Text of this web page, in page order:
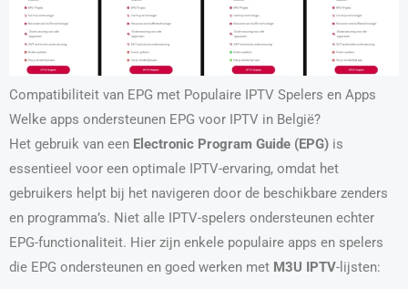
Compatibiliteit van EPG met Populaire IPTV Spelers en Apps
Welke apps ondersteunen EPG voor IPTV in België?
Het gebruik van een Electronic Program Guide (EPG) is
essentieel voor een optimale IPTV-ervaring, omdat het
gebruikers helpt bij het navigeren door de beschikbare zenders
en programma’s. Niet alle IPTV-spelers ondersteunen echter
EPG-functionaliteit. Hier zijn enkele populaire apps en spelers
die EPG ondersteunen en goed werken met M3U IPTV-lijsten: